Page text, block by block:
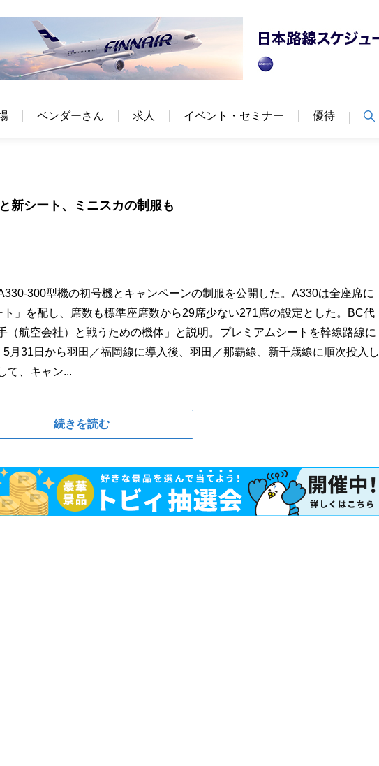
ベンダーさん 求人 イベント・セミナー 優待
新シート、ミニスカの制服も
300型機の初号機とキャンペーンの制服を公開した。A330は全座席に
」を配し、席数も標準座席数から29席少ない271席の設定とした。BC代
航空会社）と戦うための機体」と説明。プレミアムシートを幹線路線に
月31日から羽田／福岡線に導入後、羽田／那覇線、新千歳線に順次投入し
て、キャン...
続きを読む